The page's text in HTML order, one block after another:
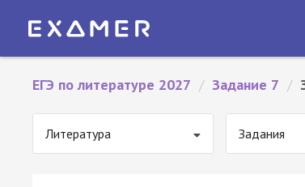
ЕГЭ по литературе 2027 / Задание 7 /
Литература Задания